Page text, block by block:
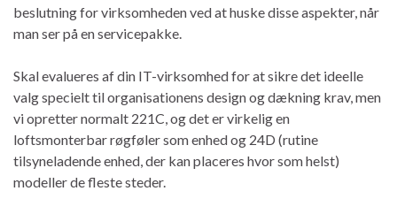
beslutning for virksomheden ved at huske disse aspekter, når
man ser på en servicepakke.
Skal evalueres af din IT-virksomhed for at sikre det ideelle
valg specielt til organisationens design og dækning krav, men
vi opretter normalt 221C, og det er virkelig en
loftsmonterbar røgføler som enhed og 24D (rutine
tilsyneladende enhed, der kan placeres hvor som helst)
modeller de fleste steder.